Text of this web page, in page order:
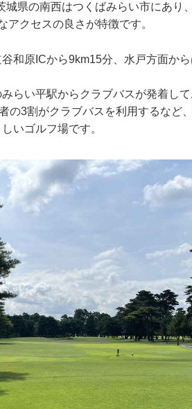
城県の南西はつくばみらい市にあり
クセスの良さが特徴です。
和原ICから9km15分、水戸方面か
らい平駅からクラブバスが発着し
の3割がクラブバスを利用するなど
いゴルフ場です。